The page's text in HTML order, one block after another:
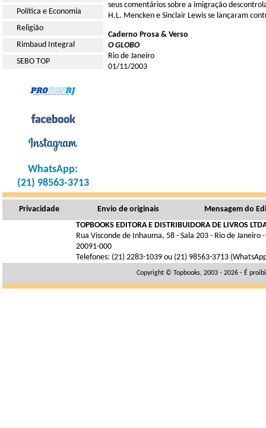
Política e Economia
Religião
Rimbaud Integral
SEBO TOP
WhatsApp:
(21) 98563-3713
seus comentários sobre a imigração
H.L. Mencken e Sinclair Lewis se lançaram
Caderno Prosa & Verso
O GLOBO
Rio de Janeiro
01/11/2003
Privacidade Envio de originais
Mensagem do
TOPBOOKS EDITORA E DISTRIBUIDORA DE LIVROS
Rua Visconde de Inhauma, 58 - Sala 203 - Rio de Janeiro -
20091-000
Telefones: (21) 2283-1039 ou (21) 98563-3713
Copyright © Topbooks, 2003 - 2026 - É